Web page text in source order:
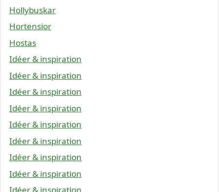
Hollybuskar
Hortensior
Hostas
Idéer & inspiration
Idéer & inspiration
Idéer & inspiration
Idéer & inspiration
Idéer & inspiration
Idéer & inspiration
Idéer & inspiration
Idéer & inspiration